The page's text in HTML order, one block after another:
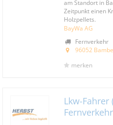
am Standort in
Zeitpunkt einen
Holzpellets.
BayWa AG
Fernverkehr
96052
merken
Lkw-